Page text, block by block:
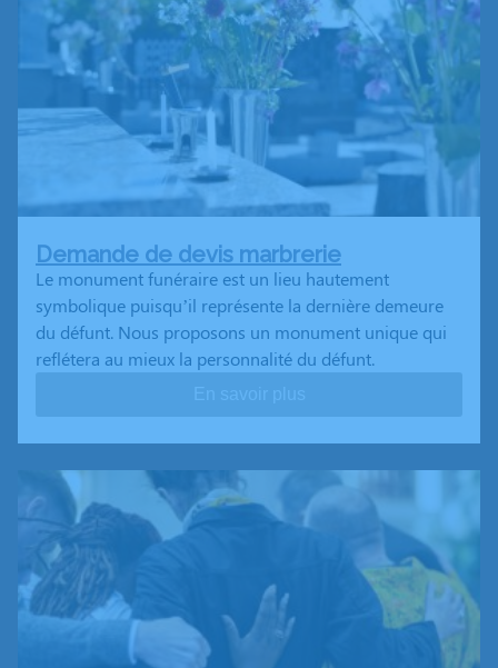
Demande de devis marbrerie
Le monument funéraire est un lieu hautement
symbolique puisqu’il représente la dernière demeure
du défunt. Nous proposons un monument unique qui
reflétera au mieux la personnalité du défunt.